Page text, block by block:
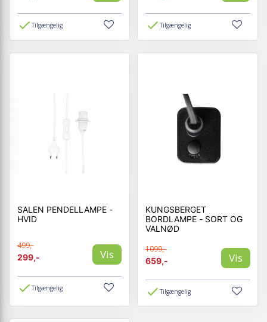
Tilgængelig Tilgængelig
SALEN PENDELLAMPE -
HVID
499,-
299,-
Vis
Tilgængelig
KUNGSBERGET
BORDLAMPE - SORT OG
VALNØD
1099,-
659,-
Vis
Tilgængelig